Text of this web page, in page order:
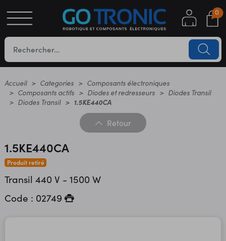
0
Accueil Categories
Composants électroniques
Composants actifs
Diodes et redresseurs
Diodes Transil
Diodes Transil
1.5KE440CA
Retour
1.5KE440CA
Produit retiré
Transil 440 V - 1500 W
Code : 02749